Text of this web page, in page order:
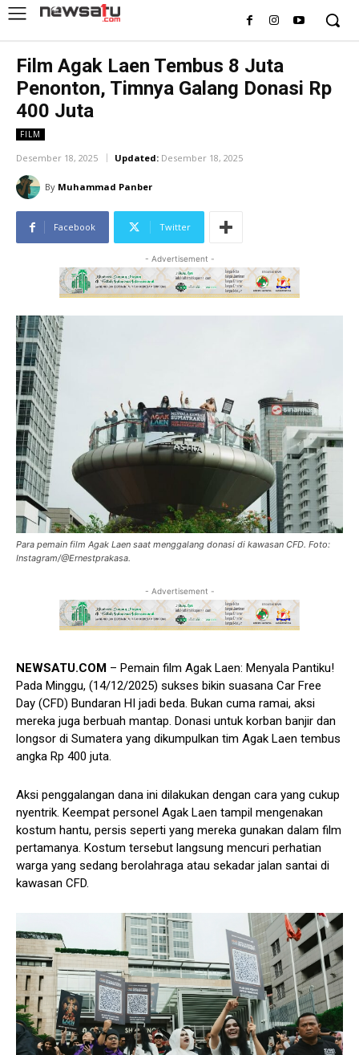
Film Agak Laen Tembus 8 Juta
Penonton, Timnya Galang Donasi Rp
400 Juta
FILM
Desember 18, 2025 Updated: Desember 18, 2025
By Muhammad Panber
Facebook Twitter
- Advertisement -
Para pemain film Agak Laen saat menggalang donasi di kawasan CFD. Foto:
Instagram/@Ernestprakasa.
- Advertisement -
NEWSATU.COM – Pemain film Agak Laen: Menyala Pantiku!
Pada Minggu, (14/12/2025) sukses bikin suasana Car Free
Day (CFD) Bundaran HI jadi beda. Bukan cuma ramai, aksi
mereka juga berbuah mantap. Donasi untuk korban banjir dan
longsor di Sumatera yang dikumpulkan tim Agak Laen tembus
angka Rp 400 juta.
Aksi penggalangan dana ini dilakukan dengan cara yang cukup
nyentrik. Keempat personel Agak Laen tampil mengenakan
kostum hantu, persis seperti yang mereka gunakan dalam film
pertamanya. Kostum tersebut langsung mencuri perhatian
warga yang sedang berolahraga atau sekadar jalan santai di
kawasan CFD.